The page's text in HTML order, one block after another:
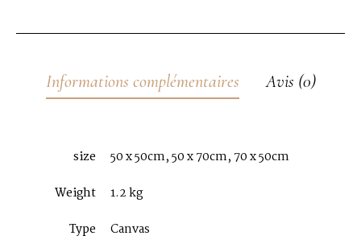
Informations complémentaires Avis (0)
size
50 x 50cm, 50 x 70cm, 70 x 50cm
Weight
1.2 kg
Type
Canvas